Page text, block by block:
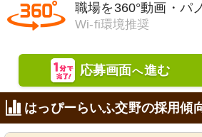
職場を360°動画・パ
Wi-fi環境推奨
応募画面へ進む
はっぴーらいふ交野の採用傾